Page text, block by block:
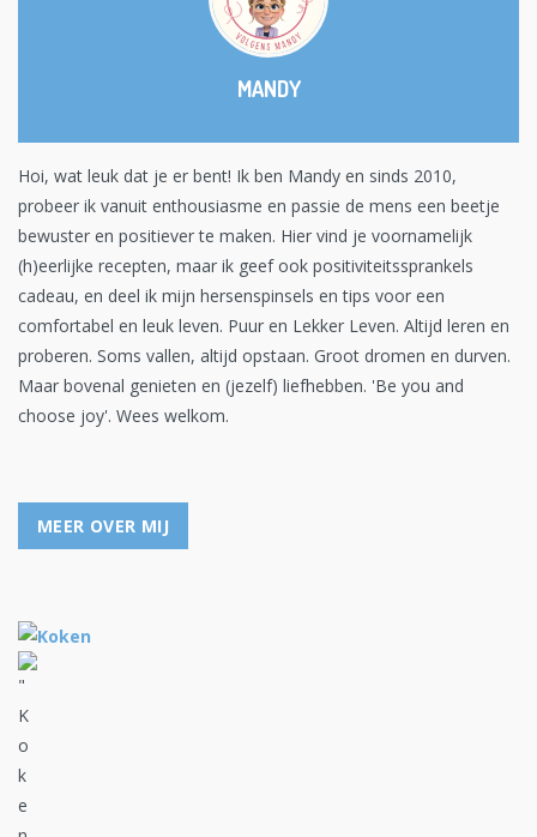
MANDY
Hoi, wat leuk dat je er bent! Ik ben Mandy en sinds 2010,
probeer ik vanuit enthousiasme en passie de mens een beetje
bewuster en positiever te maken. Hier vind je voornamelijk
(h)eerlijke recepten, maar ik geef ook positiviteitssprankels
cadeau, en deel ik mijn hersenspinsels en tips voor een
comfortabel en leuk leven. Puur en Lekker Leven. Altijd leren en
proberen. Soms vallen, altijd opstaan. Groot dromen en durven.
Maar bovenal genieten en (jezelf) liefhebben. 'Be you and
choose joy'. Wees welkom.
MEER OVER MIJ